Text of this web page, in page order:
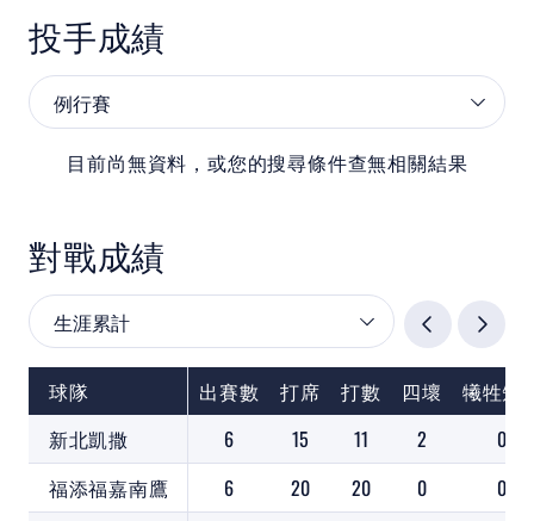
投手成績
目前尚無資料，或您的搜尋條件查無相關結果
對戰成績
球隊 出賽數 打席 打數 四壞
犧牲短
新北凱撒
6 15 11 2
0
福添福嘉南鷹
6 20 20 0
0